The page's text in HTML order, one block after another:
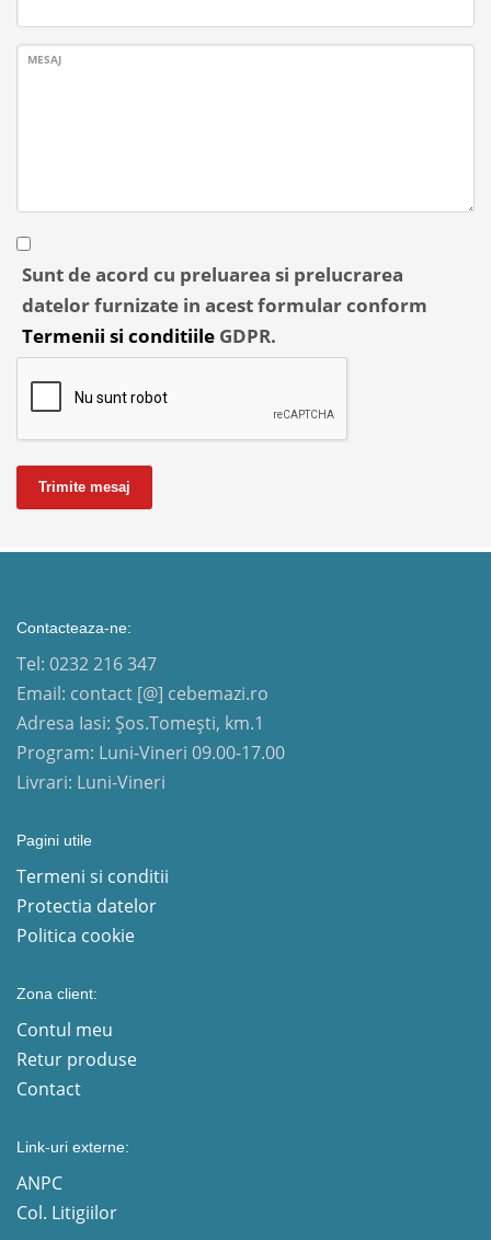
MESAJ
Sunt de acord cu preluarea si prelucrarea
datelor furnizate in acest formular conform
Termenii si conditiile GDPR.
Trimite mesaj
Contacteaza-ne:
Tel: 0232 216 347
Email: contact [@] cebemazi.ro
Adresa Iasi: Șos.Tomești, km.1
Program: Luni-Vineri 09.00-17.00
Livrari: Luni-Vineri
Pagini utile
Termeni si conditii
Protectia datelor
Politica cookie
Zona client:
Contul meu
Retur produse
Contact
Link-uri externe:
ANPC
Col. Litigiilor